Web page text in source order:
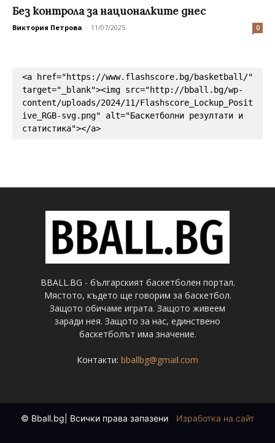
Без контрола за националките днес
Виктория Петрова - 11/07/2025 0
<a href="https://www.flashscore.bg/basketball/"
target="_blank"><img src="http://bball.bg/wp-
content/uploads/2024/11/Flashscore_Lockup_Posit
ive_RGB-svg.png" alt="Баскетболни резултати и
статистика"></a>
BBALL.BG - българският баскетболен портал.
Мястото, където ще говорим за баскетбол.
Защото обичаме играта. Защото живеем
заради нея. Защото за нас, единствено
баскетболът има значение.
Контакти: bballbg@gmail.com
© Bball.bg| Всички права запазени Изработка на сайт